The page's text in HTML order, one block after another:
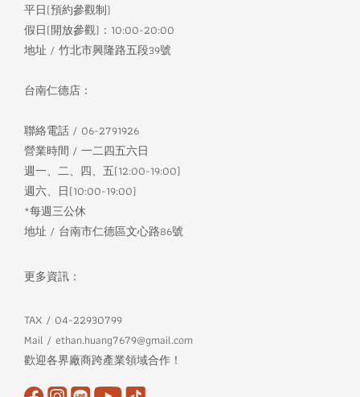
平日(預約參觀制)
假日(開放參觀)：10:00-20:00
地址 / 竹北市興隆路五段39號
台南仁德店：
聯絡電話 / 06-2791926
營業時間 / 一二四五六日
週一、二、四、五(12:00-19:00)
週六、日(10:00-19:00)
*每週三公休
地址 / 台南市仁德區文心路86號
更多資訊：
TAX / 04-22930799
Mail / ethan.huang7679@gmail.com
歡迎各界廠商跨產業領域合作！